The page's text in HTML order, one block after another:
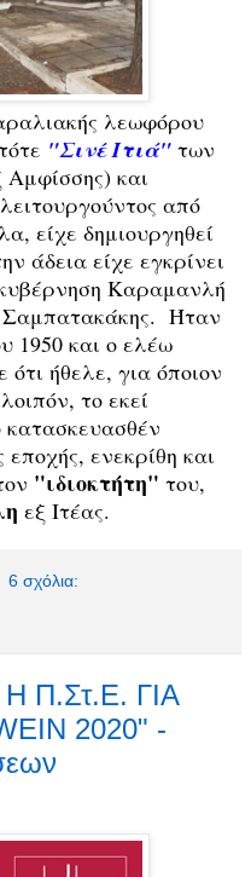
λεωφόρου
"ΣινέΙτιά" των
Αμφίσσης) και
από
είχε δημιουργηθεί
άδεια είχε εγκρίνει
Καραμανλή
Σαμπατακάκης. Ήταν
1950 και ο ελέω
ήθελε, για όποιον
το εκεί
κατασκευασθέν
ενεκρίθη και
"ιδιοκτήτη" του,
εξ Ιτέας.
6 σχόλια:
Π.Στ.Ε. ΓΙΑ
2020" -